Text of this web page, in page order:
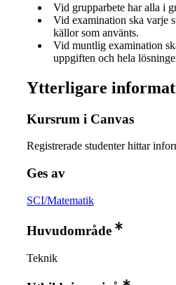
Vid grupparbete har alla i
Vid examination ska varje
källor som använts.
Vid muntlig examination
uppgiften och hela
Ytterligare
Kursrum i Canvas
Registrerade studenter hittar
Ges av
SCI/Matematik
Huvudområde
Teknik